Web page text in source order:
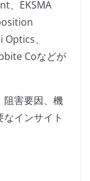
、EKSMA
、
Coなどが
阻害要因、機
インサイト